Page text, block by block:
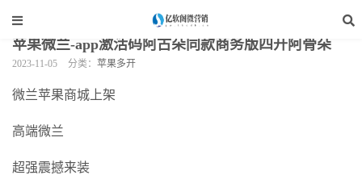
当前位置： 手机软件 > 苹果多开
苹果微兰-app激活码阿古朵同款商务版四开阿骨朵
2023-11-05 分类： 苹果多开
微兰苹果商城上架
高端微兰
超强震撼来装